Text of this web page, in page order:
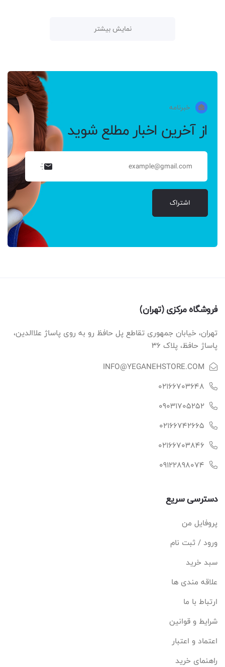
نمایش بیشتر
خبرنامه
از آخرین اخبار مطلع شوید
اشتراک
فروشگاه مرکزی (تهران)
تهران، خیابان جمهوری تقاطع پل حافظ رو به روی پاساژ علاالدین،
پاساژ حافظ، پلاک ۳۶
INFO@YEGANEHSTORE.COM
02166703648
09031705252
02166742665
02166703846
09122898074
دسترسی سریع
پروفایل من
ورود / ثبت نام
سبد خرید
علاقه مندی ها
ارتباط با ما
شرایط و قوانین
اعتماد و اعتبار
راهنمای خرید